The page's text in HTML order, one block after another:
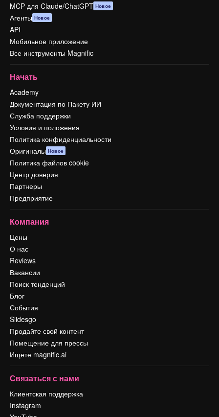
MCP для Claude/ChatGPT Новое
Агенты Новое
API
Мобильное приложение
Все инструменты Magnific
Начать
Academy
Документация по Пакету ИИ
Служба поддержки
Условия и положения
Политика конфиденциальности
Оригиналы Новое
Политика файлов cookie
Центр доверия
Партнеры
Предприятие
Компания
Цены
О нас
Reviews
Вакансии
Поиск тенденций
Блог
События
Slidesgo
Продайте свой контент
Помещение для прессы
Ищете magnific.ai
Связаться с нами
Клиентская поддержка
Instagram